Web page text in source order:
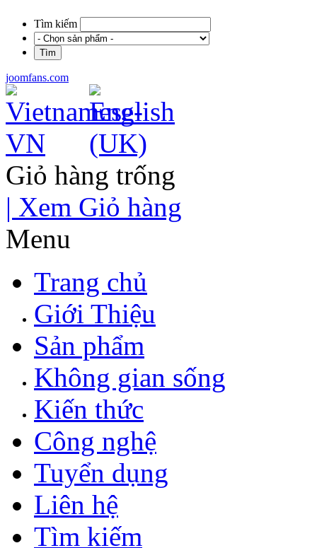
Tìm kiếm
joomfans.com
Giỏ hàng trống
| Xem Giỏ hàng
Menu
Trang chủ
Giới Thiệu
Sản phẩm
Không gian sống
Kiến thức
Công nghệ
Tuyển dụng
Liên hệ
Tìm kiếm